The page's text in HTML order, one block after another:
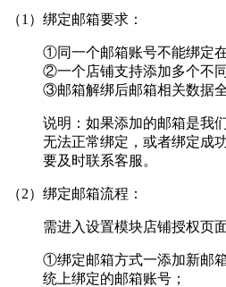
（1）绑定邮箱要求：
①同一个邮箱账号不能绑定
②一个店铺支持添加多个不
③邮箱解绑后邮箱相关数据
说明：如果添加的邮箱是我
无法正常绑定，或者绑定成
要及时联系客服。
（2）绑定邮箱流程：
需进入设置模块店铺授权页
①绑定邮箱方式一添加新邮
统上绑定的邮箱账号；